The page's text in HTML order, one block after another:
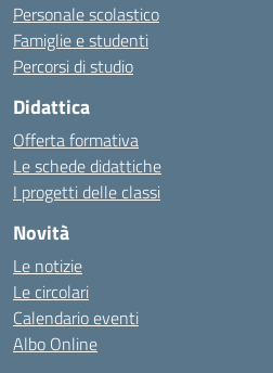
Personale scolastico
Famiglie e studenti
Percorsi di studio
Didattica
Offerta formativa
Le schede didattiche
I progetti delle classi
Novità
Le notizie
Le circolari
Calendario eventi
Albo Online